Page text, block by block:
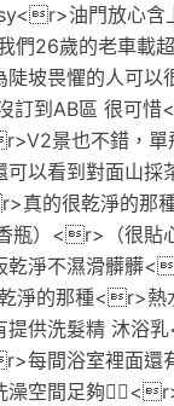
油門放心含
26歲的老車載
坡畏懼的人可以
訂到AB區 很可
景也不錯，單
以看到對面山採
真的很乾淨的
瓶）<r>（很貼
淨不濕滑髒髒
乾淨的那種<r>
供洗髮精 沐浴
每間浴室裡面還
空間足夠